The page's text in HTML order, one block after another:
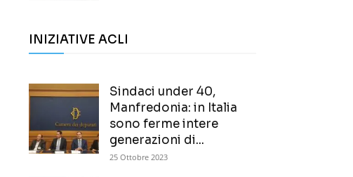
INIZIATIVE ACLI
Sindaci under 40,
Manfredonia: in Italia
sono ferme intere
generazioni di...
25 Ottobre 2023